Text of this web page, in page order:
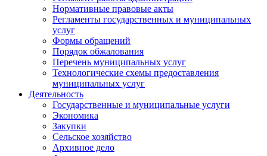
Нормативные правовые акты
Регламенты государственных и муниципальных
услуг
Формы обращений
Порядок обжалования
Перечень муниципальных услуг
Технологические схемы предоставления
муниципальных услуг
Деятельность
Государственные и муниципальные услуги
Экономика
Закупки
Сельское хозяйство
Архивное дело